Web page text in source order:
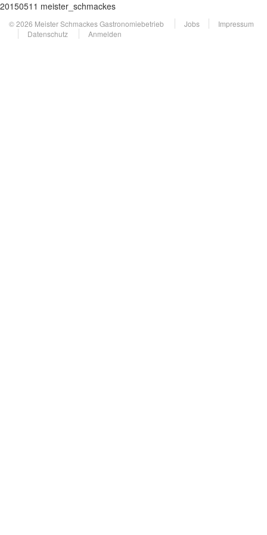
20150511 meister_schmackes
© 2026 Meister Schmackes Gastronomiebetrieb Jobs
Impressum
Datenschutz
Anmelden